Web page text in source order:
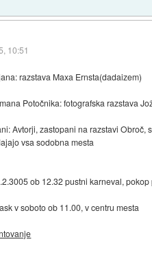
10:51
razstava Maxa Ernsta(dadaizem)
Potočnika: fotografska razstava
Avtorji, zastopani na razstavi
vsa sodobna mesta
ob 12.32 pustni karneval,
v soboto ob 11.00, v centru mesta